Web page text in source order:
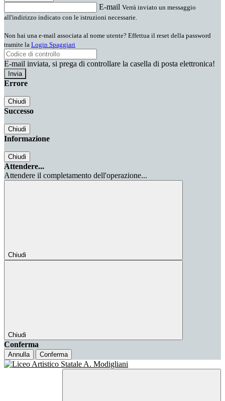
E-mail Verrà inviato un messaggio
all'indirizzo indicato con le istruzioni necessarie.
Non hai una e-mail associata al nome utente? Effettua il reset della password
tramite la Login Spaggiari
E-mail inviata, si prega di controllare la casella di posta elettronica!
Errore
Chiudi
Successo
Chiudi
Informazione
Chiudi
Attendere...
Attendere il completamento dell'operazione...
Chiudi
Chiudi
Conferma
Annulla Conferma